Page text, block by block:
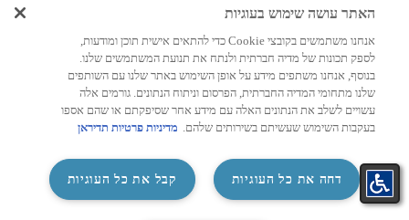
האתר עושה שימוש בעוגיות
אנחנו משתמשים בקובצי Cookie כדי להתאים אישית תוכן ומודעות,
לספק תכונות של מדיה חברתית ולנתח את תנועת המשתמשים שלנו.
בנוסף, אנחנו משתפים מידע על אופן השימוש באתר שלנו עם השותפים
שלנו מתחומי המדיה החברתית, הפרסום וניתוח הנתונים. גורמים אלה
עשויים לשלב את הנתונים האלה עם מידע אחר שסיפקתם או שהם אספו
בעקבות השימוש שעשיתם בשירותים שלהם. מדיניות פרטיות תדיראן
קבל את כל העוגיות ‏דחה את כל העוגיות